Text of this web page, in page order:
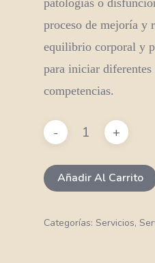
proceso de mejoría y
equilibrio corporal y
para iniciar diferentes
competencias.
Añadir Al Carrito
Categorías: Servicios,